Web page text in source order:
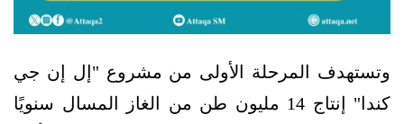
وتستهدف المرحلة الأولى من مشروع "إل إن جي
كندا" إنتاج 14 مليون طن من الغاز المسال سنويًا